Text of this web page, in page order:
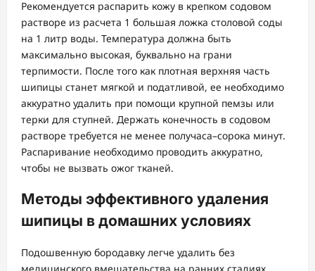
Рекомендуется распарить кожу в крепком содовом
растворе из расчета 1 большая ложка столовой соды
на 1 литр воды. Температура должна быть
максимально высокая, буквально на грани
терпимости. После того как плотная верхняя часть
шипицы станет мягкой и податливой, ее необходимо
аккуратно удалить при помощи крупной пемзы или
терки для ступней. Держать конечность в содовом
растворе требуется не менее получаса–сорока минут.
Распаривание необходимо проводить аккуратно,
чтобы не вызвать ожог тканей.
Методы эффективного удаления
шипицы в домашних условиях
Подошвенную бородавку легче удалить без
медицинского вмешательства на ранних стадиях